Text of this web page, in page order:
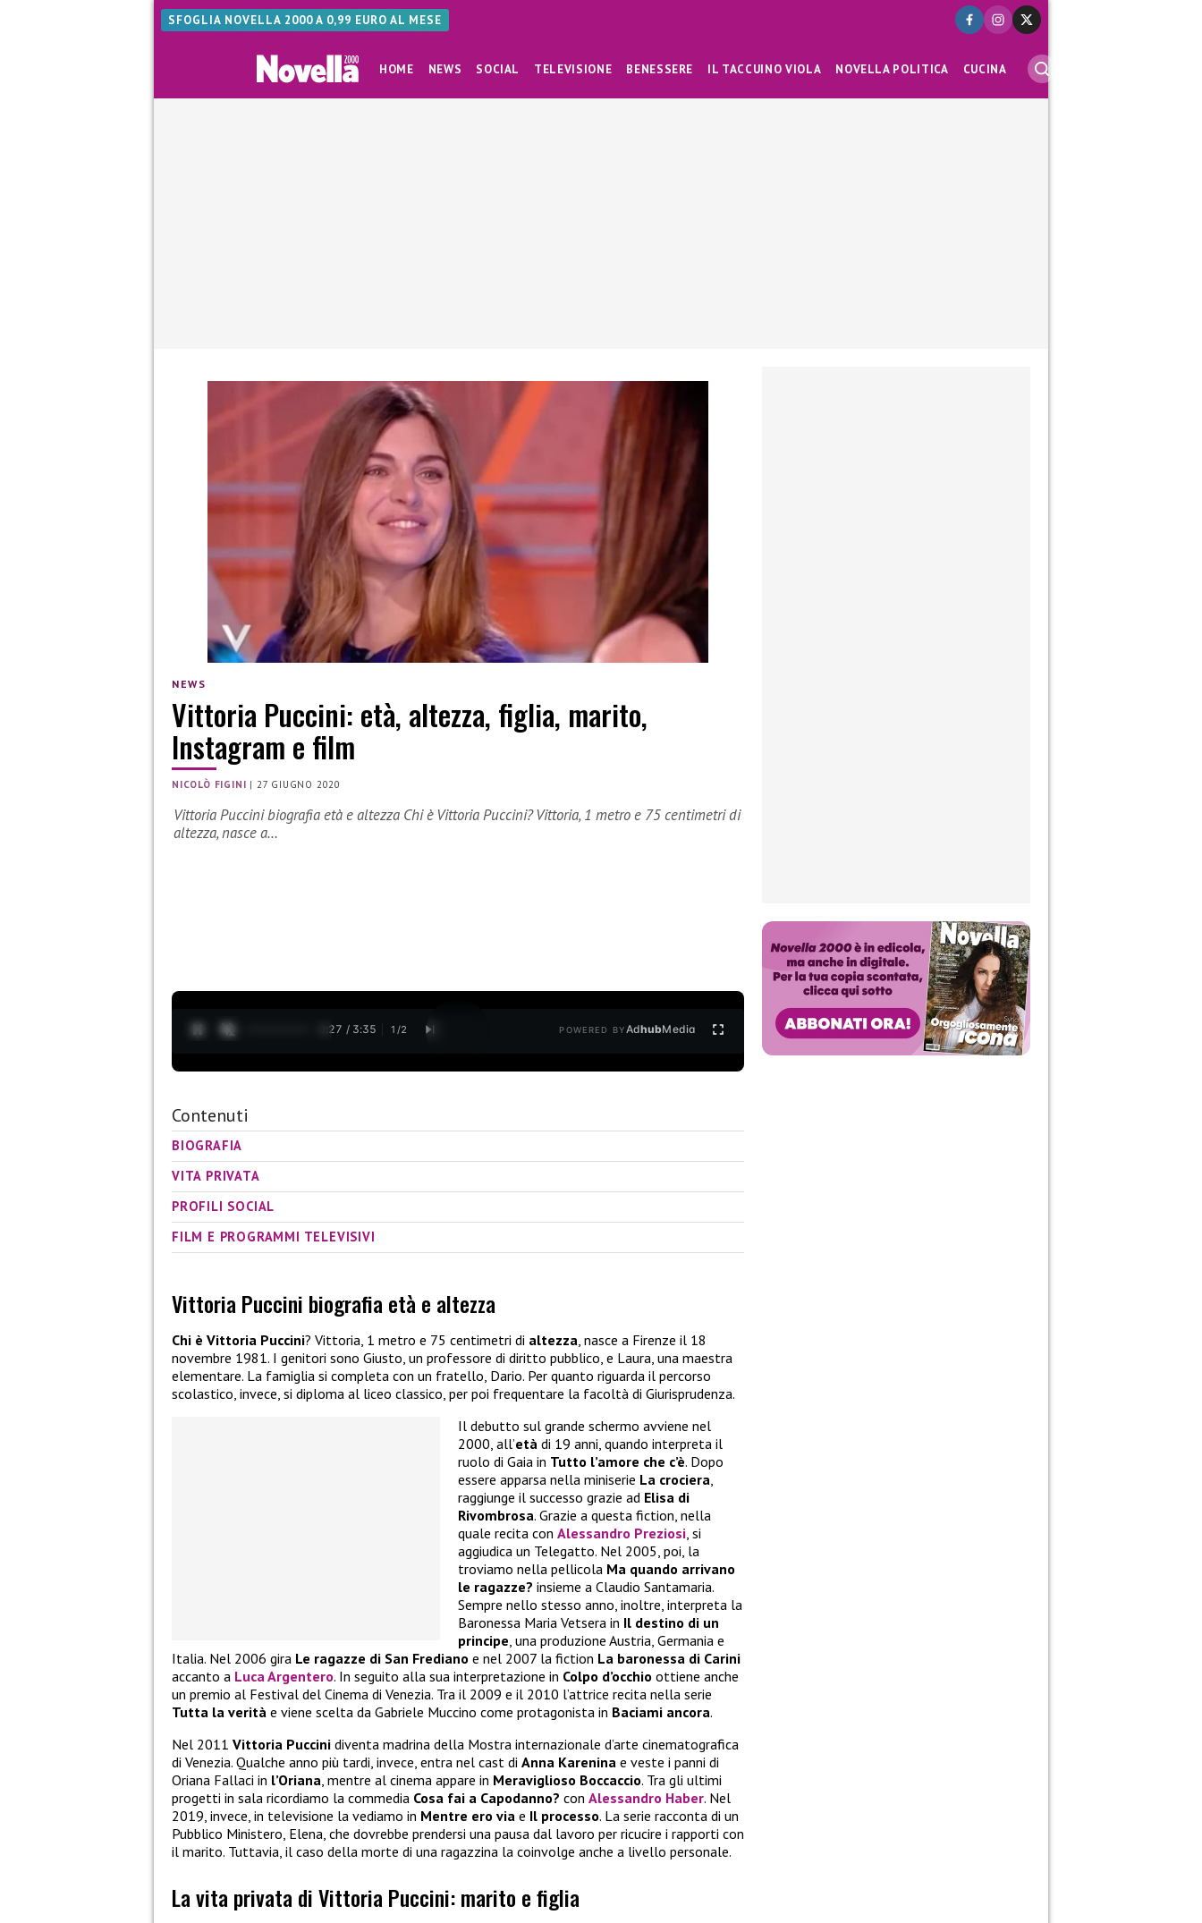
SFOGLIA NOVELLA 2000 A 0,99 EURO AL MESE
HOME NEWS SOCIAL TELEVISIONE BENESSERE IL TACCUINO VIOLA NOVELLA POLITICA CUCINA
NEWS
Vittoria Puccini: età, altezza, figlia, marito,
Instagram e film
NICOLÒ FIGINI | 27 GIUGNO 2020
Vittoria Puccini biografia età e altezza Chi è Vittoria Puccini? Vittoria, 1 metro e 75 centimetri di
altezza, nasce a…
0:28 / 3:35 1 /2 POWERED BYAdhubMedia
Contenuti
BIOGRAFIA
VITA PRIVATA
PROFILI SOCIAL
FILM E PROGRAMMI TELEVISIVI
Vittoria Puccini biografia età e altezza
Chi è Vittoria Puccini? Vittoria, 1 metro e 75 centimetri di altezza, nasce a Firenze il 18
novembre 1981. I genitori sono Giusto, un professore di diritto pubblico, e Laura, una maestra
elementare. La famiglia si completa con un fratello, Dario. Per quanto riguarda il percorso
scolastico, invece, si diploma al liceo classico, per poi frequentare la facoltà di Giurisprudenza.
Il debutto sul grande schermo avviene nel
2000, all’età di 19 anni, quando interpreta il
ruolo di Gaia in Tutto l’amore che c’è. Dopo
essere apparsa nella miniserie La crociera,
raggiunge il successo grazie ad Elisa di
Rivombrosa. Grazie a questa fiction, nella
quale recita con Alessandro Preziosi, si
aggiudica un Telegatto. Nel 2005, poi, la
troviamo nella pellicola Ma quando arrivano
le ragazze? insieme a Claudio Santamaria.
Sempre nello stesso anno, inoltre, interpreta la
Baronessa Maria Vetsera in Il destino di un
principe, una produzione Austria, Germania e
Italia. Nel 2006 gira Le ragazze di San Frediano e nel 2007 la fiction La baronessa di Carini
accanto a Luca Argentero. In seguito alla sua interpretazione in Colpo d’occhio ottiene anche
un premio al Festival del Cinema di Venezia. Tra il 2009 e il 2010 l’attrice recita nella serie
Tutta la verità e viene scelta da Gabriele Muccino come protagonista in Baciami ancora.
Nel 2011 Vittoria Puccini diventa madrina della Mostra internazionale d’arte cinematografica
di Venezia. Qualche anno più tardi, invece, entra nel cast di Anna Karenina e veste i panni di
Oriana Fallaci in l’Oriana, mentre al cinema appare in Meraviglioso Boccaccio. Tra gli ultimi
progetti in sala ricordiamo la commedia Cosa fai a Capodanno? con Alessandro Haber. Nel
2019, invece, in televisione la vediamo in Mentre ero via e Il processo. La serie racconta di un
Pubblico Ministero, Elena, che dovrebbe prendersi una pausa dal lavoro per ricucire i rapporti con
il marito. Tuttavia, il caso della morte di una ragazzina la coinvolge anche a livello personale.
La vita privata di Vittoria Puccini: marito e figlia